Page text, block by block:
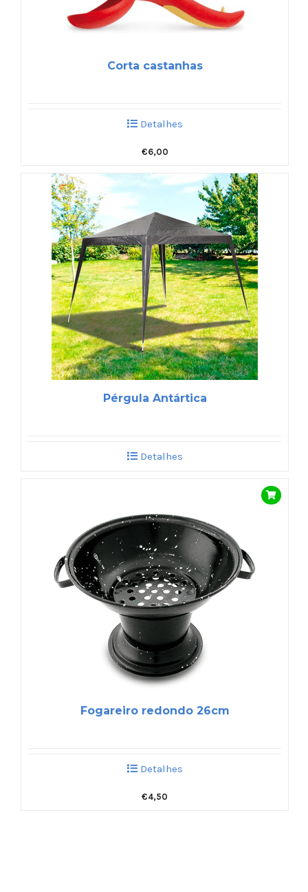
Corta castanhas
Detalhes
€6,00
Pérgula Antártica
Detalhes
Fogareiro redondo 26cm
Detalhes
€4,50